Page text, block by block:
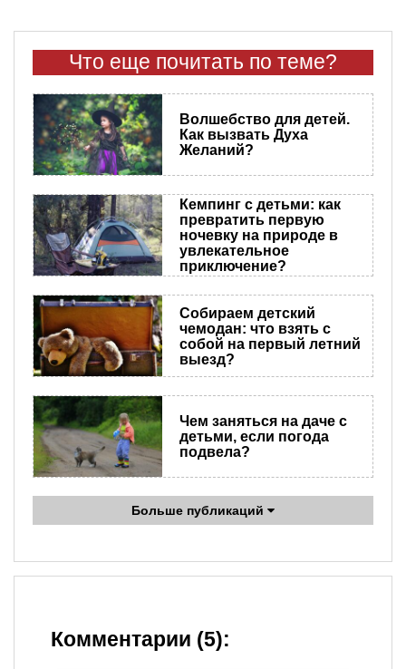
Что еще почитать по теме?
Волшебство для детей.
Как вызвать Духа
Желаний?
Кемпинг с детьми: как
превратить первую
ночевку на природе в
увлекательное
приключение?
Собираем детский
чемодан: что взять с
собой на первый летний
выезд?
Чем заняться на даче с
детьми, если погода
подвела?
Больше публикаций
Комментарии (5):